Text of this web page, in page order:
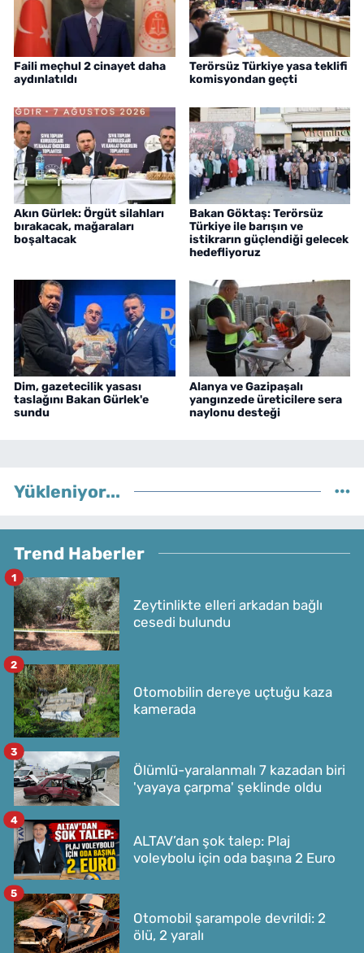
Faili meçhul 2 cinayet daha
aydınlatıldı
Terörsüz Türkiye yasa teklifi
komisyondan geçti
Akın Gürlek: Örgüt silahları
bırakacak, mağaraları
boşaltacak
Bakan Göktaş: Terörsüz
Türkiye ile barışın ve
istikrarın güçlendiği gelecek
hedefliyoruz
Dim, gazetecilik yasası
taslağını Bakan Gürlek'e
sundu
Alanya ve Gazipaşalı
yangınzede üreticilere sera
naylonu desteği
Yükleniyor...
Trend Haberler
Zeytinlikte elleri arkadan bağlı
cesedi bulundu
1
Otomobilin dereye uçtuğu kaza
kamerada
2
Ölümlü-yaralanmalı 7 kazadan biri
'yayaya çarpma' şeklinde oldu
3
ALTAV’dan şok talep: Plaj
voleybolu için oda başına 2 Euro
4
Otomobil şarampole devrildi: 2
ölü, 2 yaralı
5